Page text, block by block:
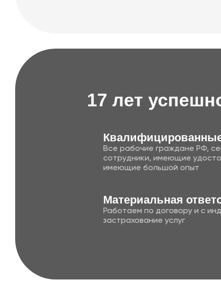
17 лет
Все рабочие граждане РФ,
сотрудники, имеющие
имеющие большой опыт
Матери альная
Работаем по договору и с
застрахование услуг